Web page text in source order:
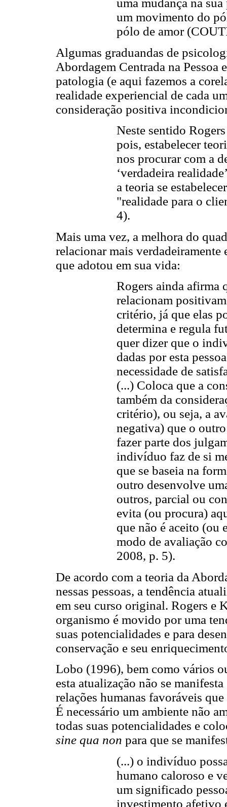
uma mudança na
um movimento do
pólo de amor
Algumas graduandas de
Abordagem Centrada na Pessoa
patologia (e aqui fazemos a
realidade experiencial de cada
consideração positiva
Neste sentido
pois, estabelecer
nos procurar com a
‘verdadeira
a teoria se
"realidade para o
4).
Mais uma vez, a melhora do
relacionar mais verdadeiramente
que adotou em sua vida:
Rogers ainda afirma
relacionam
critério, já que elas
determina e regula
quer dizer que o
dadas por esta
necessidade de
(...) Coloca que a
também da
critério), ou seja, a
negativa) que o
fazer parte dos
indivíduo faz de si
que se baseia na
outro desenvolve
outros, parcial ou
evita (ou procura)
que não é aceito (ou
modo de avaliação
2008, p. 5).
De acordo com a teoria da
nessas pessoas, a tendência
em seu curso original. Rogers e
organismo é movido por uma
suas potencialidades e para
conservação e seu
Lobo (1996), bem como vários
esta atualização não se
relações humanas favoráveis
É necessário um ambiente não
todas suas potencialidades e
sine qua non para que se
(...) o indivíduo
humano caloroso e
um significado
investimento afetivo